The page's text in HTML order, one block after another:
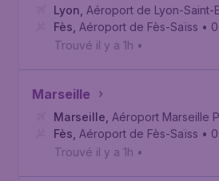
Lyon Aéroport de Lyon-Saint-
Fès Aéroport de Fès-Saïss •
Trouvé il y a 1h •
Marseille
Marseille Aéroport Marseille
Fès Aéroport de Fès-Saïss •
Trouvé il y a 1h •